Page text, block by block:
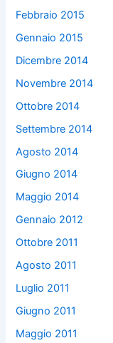
Febbraio 2015
Gennaio 2015
Dicembre 2014
Novembre 2014
Ottobre 2014
Settembre 2014
Agosto 2014
Giugno 2014
Maggio 2014
Gennaio 2012
Ottobre 2011
Agosto 2011
Luglio 2011
Giugno 2011
Maggio 2011